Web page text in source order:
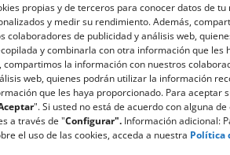
propias y de terceros para conocer datos de tu
y medir su rendimiento. Además,
colaboradores de publicidad y análisis web,
y combinarla con otra información que les
compartimos la información con nuestros
web, quienes podrán utilizar la información
que les haya proporcionado. Para aceptar
". Si usted no está de acuerdo con alguna
a través de "Configurar". Información adicional:
el uso de las cookies, acceda a nuestra Política